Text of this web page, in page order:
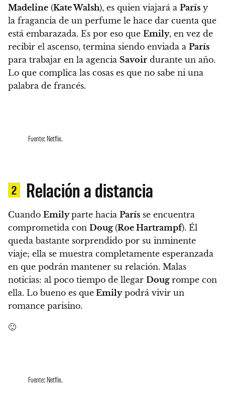
Madeline (Kate Walsh), es quien viajará a París y
la fragancia de un perfume le hace dar cuenta que
está embarazada. Es por eso que Emily, en vez de
recibir el ascenso, termina siendo enviada a París
para trabajar en la agencia Savoir durante un año.
Lo que complica las cosas es que no sabe ni una
palabra de francés.
Fuente: Netflix.
2 Relación a distancia
Cuando Emilyparte hacia París se encuentra
comprometida con Doug (Roe Hartrampf). Él
queda bastante sorprendido por su inminente
viaje; ella se muestra completamente esperanzada
en que podrán mantener su relación. Malas
noticias: al poco tiempo de llegar Doug rompe con
ella. Lo bueno es que Emilypodrá vivir un
romance parisino.
🙂
Fuente: Netflix.